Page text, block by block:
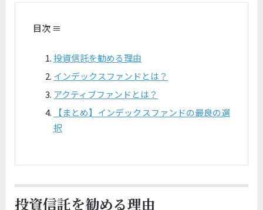
目次 ≡
投資信託を勧める理由
インデックスファンドとは？
アクティブファンドとは？
【まとめ】インデックスファンドの最良の選
択
投資信託を勧める理由